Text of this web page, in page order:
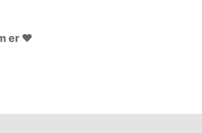
er ♥